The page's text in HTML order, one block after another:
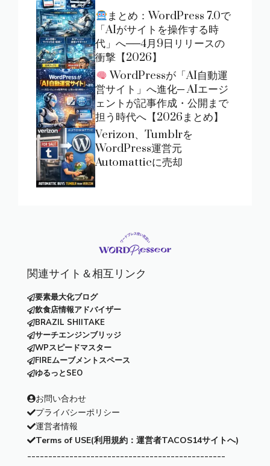
まとめ：WordPress 7.0で
「AIがサイトを操作する時
代」へ──4月9日リリースの
衝撃【2026】
WordPressが「AI自動運
営サイト」へ進化─ AIエージ
ェントが記事作成・公開まで
担う時代へ【2026まとめ】
Verizon、Tumblrを
WordPress運営元
Automatticに売却
関連サイト＆相互リンク
要素最大化ブログ
飲食店情報アドバイザー
BRAZIL SHIITAKE
サーチエンジンブリッジ
WPスピードマスター
FIREムーブメントスペース
ゆるっとSEO
お問い合わせ
プライバシーポリシー
運営者情報
Terms of USE(利用規約：運営者TACOS14サイトへ)
-----------------------------------------------